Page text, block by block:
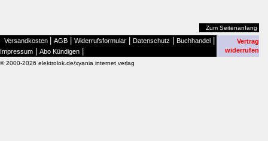
Zum Seitenanfang
Versandkosten AGB Widerrufsformular Datenschutz Buchhandel
Impressum Abo Kündigen
Vertrag
widerrufen
© 2000-2026 elektrolok.de/xyania internet verlag